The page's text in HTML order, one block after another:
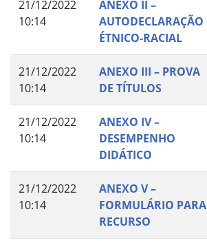
21/12/2022
10:14
ANEXO II –
AUTODECLARAÇÃO
ÉTNICO-RACIAL
21/12/2022
10:14
ANEXO III – PROVA
DE TÍTULOS
21/12/2022
10:14
ANEXO IV –
DESEMPENHO
DIDÁTICO
21/12/2022
10:14
ANEXO V –
FORMULÁRIO PARA
RECURSO